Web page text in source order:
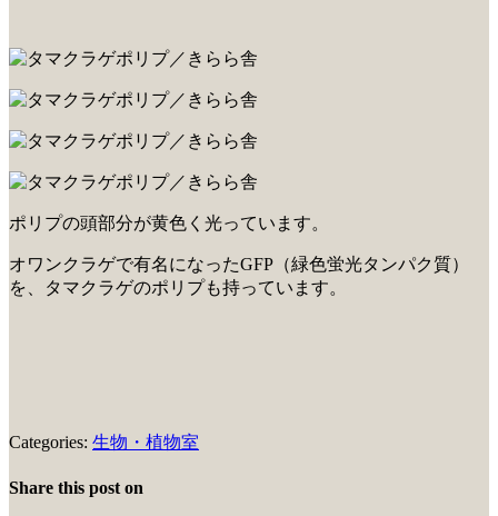
ポリプの頭部分が黄色く光っています。
オワンクラゲで有名になったGFP（緑色蛍光タンパク質）
を、タマクラゲのポリプも持っています。
Categories: 生物・植物室
Share this post on